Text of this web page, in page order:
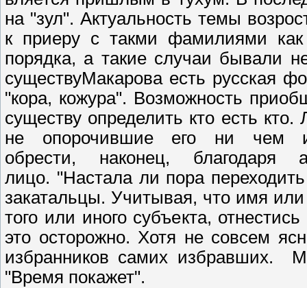
на "зул". Актуальность темы
к приеру с такми фамилиями как
порядка, а такие случаи бывали
существуМакарова есть русская
"кора, кожура". Возможность
существу определить кто есть
не опорочившие его ни чем
обрести, наконец, благодаря
лицо. "Настала ли пора
закатальцы. Учитывая, что имя
того или иного субъекта,
это осторожно. Хотя не совсем
избранников самих избравших.
"Время покажет".